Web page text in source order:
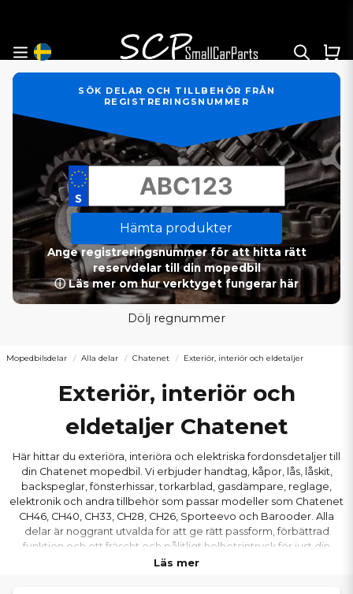
SÖK DELAR OCH TILLBEHÖR FRÅN
REGISTRERINGSNUMMER
Hämta produkter
Ange registreringsnummer för att hitta rätt
reservdelar till din mopedbil
ⓘ Läs mer om hur verktyget fungerar här
Dölj regnummer
Mopedbilsdelar Alla delar Chatenet Exteriör, interiör och eldetaljer
Exteriör, interiör och
eldetaljer Chatenet
Här hittar du exteriöra, interiöra och elektriska fordonsdetaljer till
din Chatenet mopedbil. Vi erbjuder handtag, kåpor, lås, låskit,
backspeglar, fönsterhissar, torkarblad, gasdämpare, reglage,
elektronik och andra tillbehör som passar modeller som Chatenet
CH46, CH40, CH33, CH28, CH26, Sporteevo och Barooder. Alla
delar är noggrant utvalda för att ge rätt passform, förbättrad
funktion och ett fräscht och pålitligt helhetsintryck för just din
Chatenet-modell.
Läs mer